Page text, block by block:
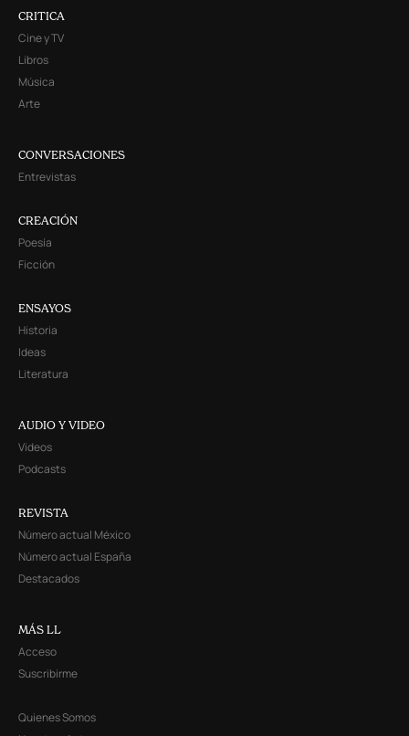
CRITICA
Cine y TV
Libros
Música
Arte
CONVERSACIONES
Entrevistas
CREACIÓN
Poesía
Ficción
ENSAYOS
Historia
Ideas
Literatura
AUDIO Y VIDEO
Videos
Podcasts
REVISTA
Número actual México
Número actual España
Destacados
MÁS LL
Acceso
Suscribirme
Quienes Somos